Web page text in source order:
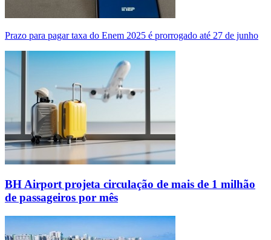
Prazo para pagar taxa do Enem 2025 é prorrogado até 27 de junho
BH Airport projeta circulação de mais de 1 milhão
de passageiros por mês